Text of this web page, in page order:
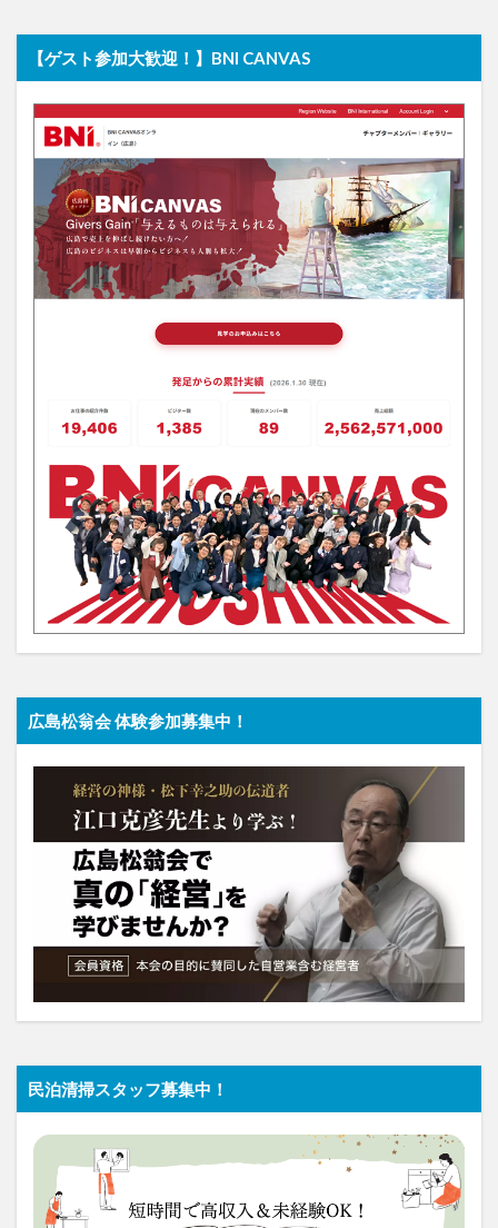
【ゲスト参加大歓迎！】BNI CANVAS
広島松翁会 体験参加募集中！
民泊清掃スタッフ募集中！